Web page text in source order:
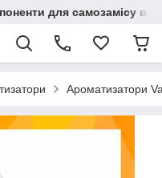
для самозамісу
Ароматизатори